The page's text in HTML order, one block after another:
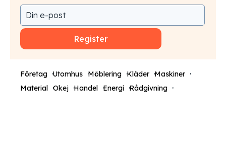
Register
Företag Utomhus Möblering Kläder Maskiner
Material Okej Handel Energi Rådgivning